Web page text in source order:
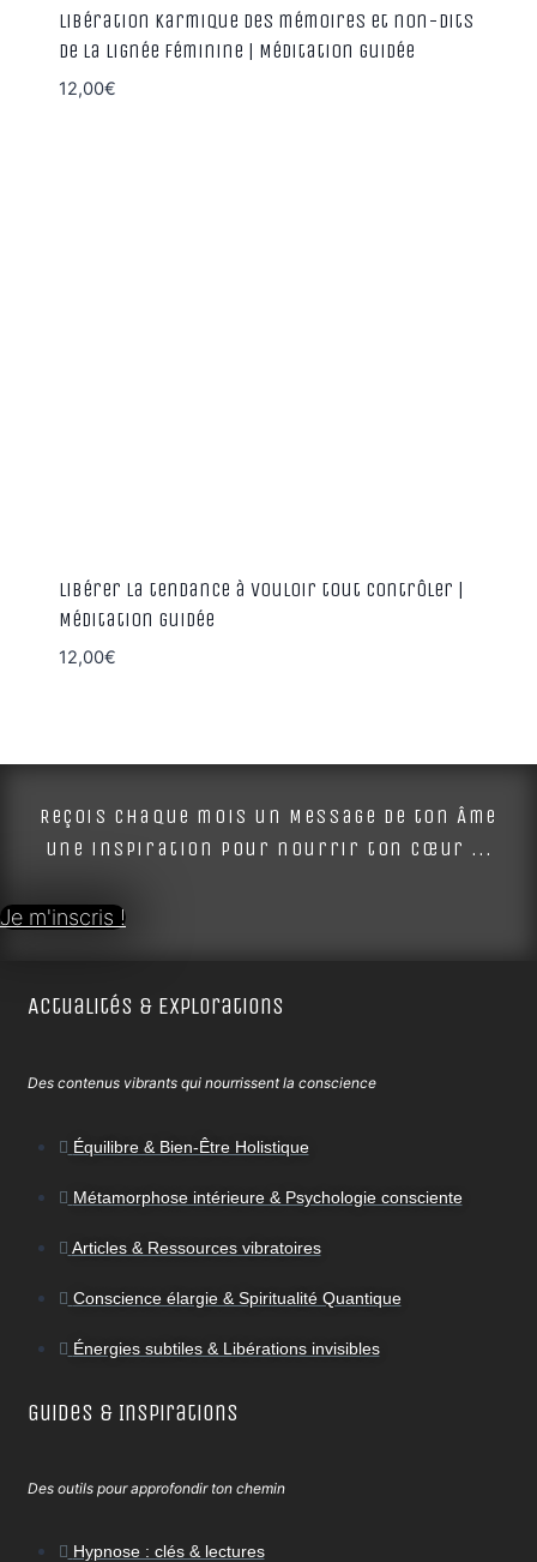
Libération karmique des mémoires et non-dits
de la lignée féminine | Méditation guidée
12,00€
Libérer la tendance à vouloir tout contrôler |
Méditation guidée
12,00€
Reçois chaque mois un Message de ton Âme
une inspiration pour nourrir ton cœur ...
Je m'inscris !
Actualités & Explorations
Des contenus vibrants qui nourrissent la conscience
Équilibre & Bien-Être Holistique
Métamorphose intérieure & Psychologie consciente
Articles & Ressources vibratoires
Conscience élargie & Spiritualité Quantique
Énergies subtiles & Libérations invisibles
Guides & Inspirations
Des outils pour approfondir ton chemin
Hypnose : clés & lectures